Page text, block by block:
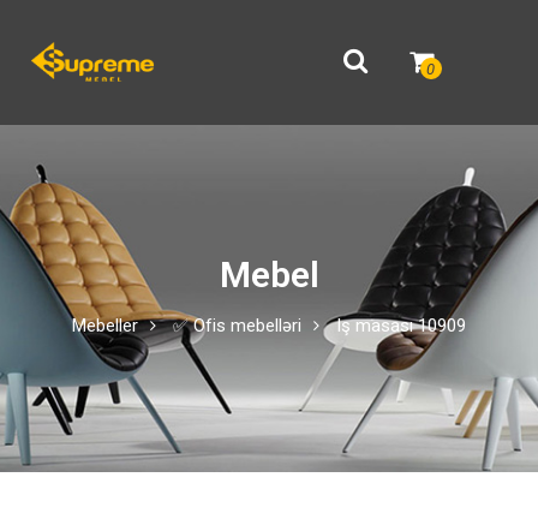
0
Mebel
Mebeller ✅ Ofis mebelləri Iş masası 10909